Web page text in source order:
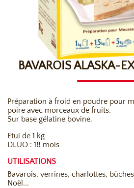
BAVAROIS ALASKA-
Préparation à froid en poudre pour
poire avec morceaux de fruits.
Sur base gélatine bovine.
Etui de 1 kg
DLUO : 18 mois
UTILISATIONS
Bavarois, verrines, charlottes,
Noël...